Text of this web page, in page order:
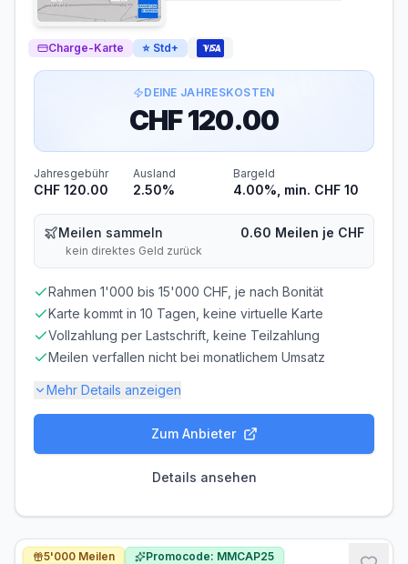
Charge-Karte ⭐ Std+
DEINE JAHRESKOSTEN
CHF 120.00
Jahresgebühr
CHF 120.00
Ausland
2.50%
Bargeld
4.00%, min. CHF 10
Meilen sammeln
kein direktes Geld zurück
0.60 Meilen je CHF
Rahmen 1'000 bis 15'000 CHF, je nach Bonität
Karte kommt in 10 Tagen, keine virtuelle Karte
Vollzahlung per Lastschrift, keine Teilzahlung
Meilen verfallen nicht bei monatlichem Umsatz
Mehr Details anzeigen
CHF 25.00
60 CHF im ersten Jahr (halbe Jahresgebühr)
Zum Anbieter
Details ansehen
5'000 Meilen Promocode: MMCAP25